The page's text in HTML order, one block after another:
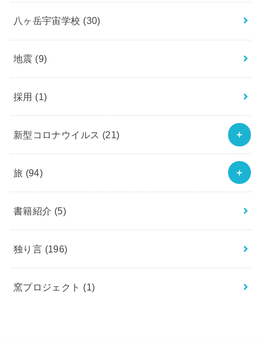
八ヶ岳宇宙学校 (30)
地震 (9)
採用 (1)
新型コロナウイルス (21)
旅 (94)
書籍紹介 (5)
独り言 (196)
窯プロジェクト (1)